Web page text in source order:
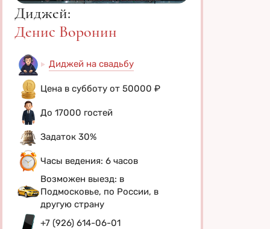
Диджей:
Денис Воронин
Диджей на свадьбу
Цена в субботу от 50000 ₽
До 17000 гостей
Задаток 30%
Часы ведения: 6 часов
Возможен выезд: в
Подмосковье, по России, в
другую страну
+7 (926) 614-06-01